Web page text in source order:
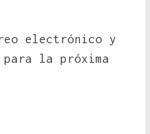
electrónico y
para la próxima